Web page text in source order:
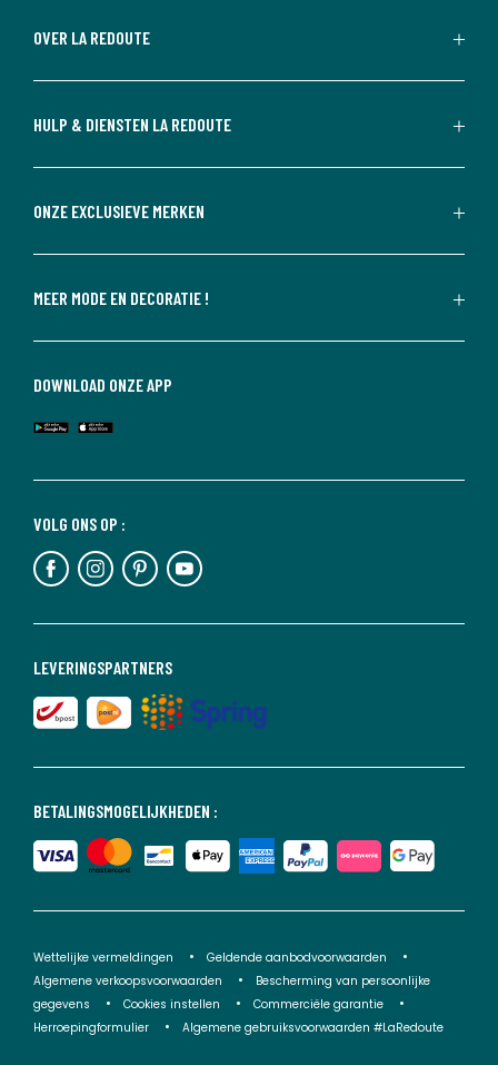
OVER LA REDOUTE
HULP & DIENSTEN LA REDOUTE
ONZE EXCLUSIEVE MERKEN
MEER MODE EN DECORATIE !
BETALINGSMOGELIJKHEDEN :
LEVERINGSPARTNERS
VOLG ONS OP :
DOWNLOAD ONZE APP
Wettelijke vermeldingen
Geldende aanbodvoorwaarden
Algemene verkoopsvoorwaarden
Bescherming van persoonlijke
gegevens
Cookies instellen
Commerciële garantie
Herroepingformulier
Algemene gebruiksvoorwaarden #LaRedoute